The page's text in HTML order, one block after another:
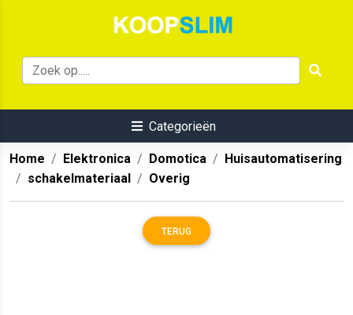
Categorieën
Home Elektronica Domotica
Huisautomatisering
schakelmateriaal
Overig
TERUG